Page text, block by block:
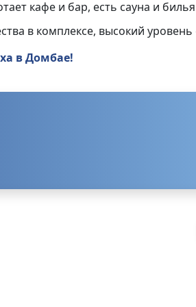
кафе и бар, есть сауна и
в комплексе, высокий уровень
в Домбае!